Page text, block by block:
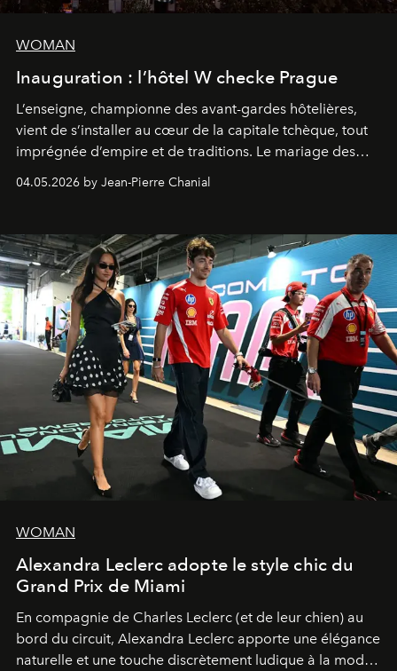
WOMAN
Inauguration : l’hôtel W checke Prague
L’enseigne, championne des avant-gardes hôtelières,
vient de s’installer au cœur de la capitale tchèque, tout
imprégnée d’empire et de traditions. Le mariage des
extrêmes fait merveille.
04.05.2026 by Jean-Pierre Chanial
WOMAN
Alexandra Leclerc adopte le style chic du
Grand Prix de Miami
En compagnie de Charles Leclerc (et de leur chien) au
bord du circuit, Alexandra Leclerc apporte une élégance
naturelle et une touche discrètement ludique à la mode